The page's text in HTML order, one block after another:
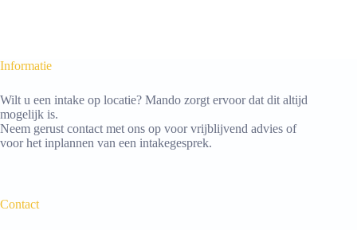
Informatie
Wilt u een intake op locatie? Mando zorgt ervoor dat dit altijd
mogelijk is.
Neem gerust contact met ons op voor vrijblijvend advies of
voor het inplannen van een intakegesprek.
Contact